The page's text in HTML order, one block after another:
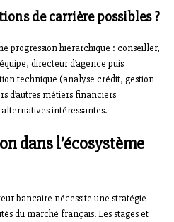
de carrière possibles ?
progression hiérarchique : conseiller,
directeur d’agence puis
technique (analyse crédit, gestion
d’autres métiers financiers
intéressantes.
dans l’écosystème
bancaire nécessite une stratégie
du marché français. Les stages et